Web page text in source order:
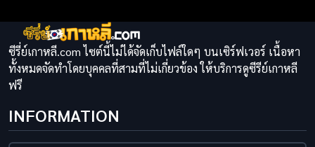
ซีรี่ย์เกาหลี.com ไซต์นี้ไม่ได้จัดเก็บไฟล์ใดๆ บนเซิร์ฟเวอร์ เนื้อหา
ทั้งหมดจัดทำโดยบุคคลที่สามที่ไม่เกี่ยวข้อง ให้บริการดูซีรีย์เกาหลี
ฟรี
INFORMATION